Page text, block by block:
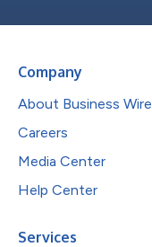
Company
About Business Wire
Careers
Media Center
Help Center
Services